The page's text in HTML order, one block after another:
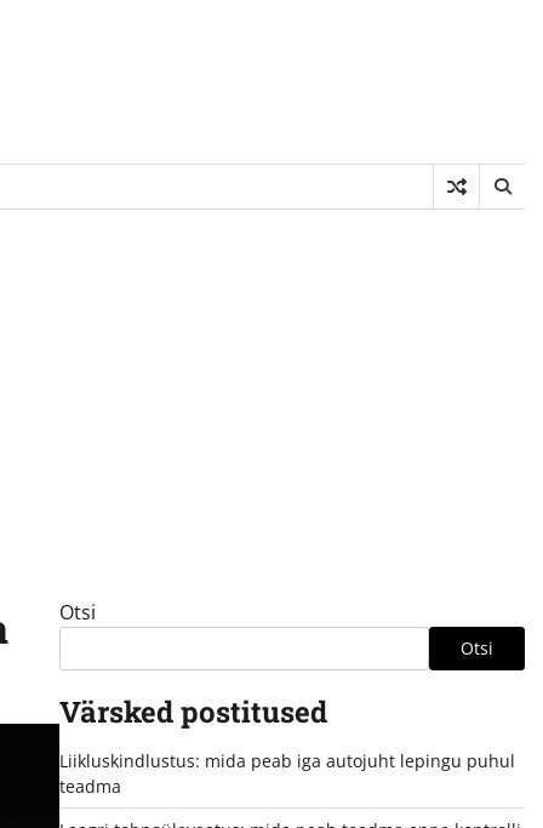
Otsi
Otsi
Värsked postitused
Liikluskindlustus: mida peab iga autojuht lepingu puhul
teadma